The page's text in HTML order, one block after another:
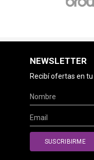
NEWSLETTER
Recibí ofertas en tu